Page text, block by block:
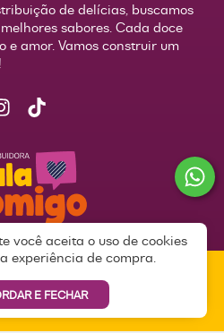
você aceita o uso de cookies
experiência de compra.
E FECHAR
de delícias, buscamos
sabores. Cada doce
e amor. Vamos construir um
DISTRIBUIDORA FALA COMIGO
Weethub|Política de Privacidade